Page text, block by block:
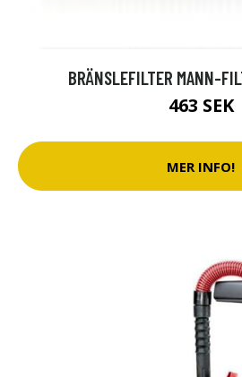
BRÄNSLEFILTER MANN-
463 SEK
MER INFO!